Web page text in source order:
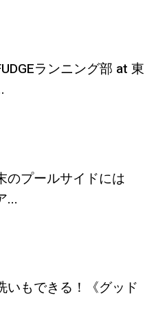
ランニング部 at 東
のプールサイドには
...
いもできる！《グッド